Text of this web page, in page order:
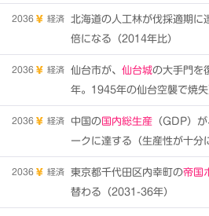
2036 経済 北海道の人工林が伐採適期に
倍になる（2014年比）
2036 経済 仙台市が、 仙台城の大手門を
年。1945年の仙台空襲で焼失
2036 経済 中国の国内総生産 （GDP）
ークに達する（生産性が十分
2036 経済 東京都千代田区内幸町の帝国
替わる（2031-36年）